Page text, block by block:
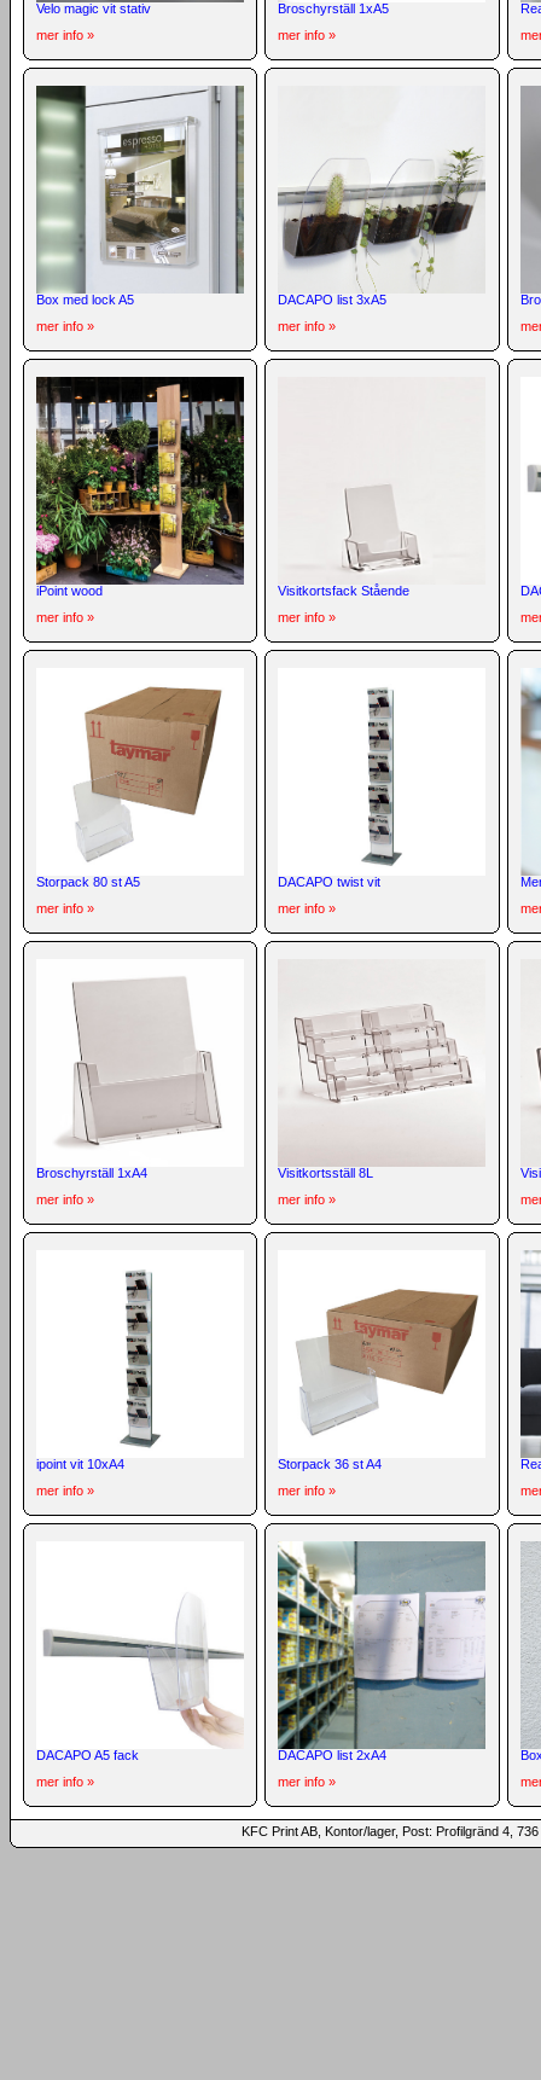
Velo magic vit stativ
mer info »
Broschyrställ 1xA5
mer info »
Box med lock A5
mer info »
DACAPO list 3xA5
mer info »
iPoint wood
mer info »
Visitkortsfack Stående
mer info »
Storpack 80 st A5
mer info »
DACAPO twist vit
mer info »
Broschyrställ 1xA4
mer info »
Visitkortsställ 8L
mer info »
ipoint vit 10xA4
mer info »
Storpack 36 st A4
mer info »
DACAPO A5 fack
mer info »
DACAPO list 2xA4
mer info »
KFC Print AB, Kontor/lager, Post: Profilgränd 4,